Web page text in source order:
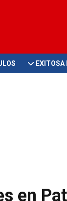
EXITOSA
en